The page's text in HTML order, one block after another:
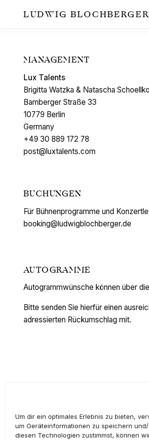
Um dir ein optimales Erlebnis zu bieten,
um Geräteinformationen zu speichern
diesen Technologien zustimmst, können
LUDWIG BLOCHBERGER
MANAGEMENT
Lux Talents
Brigitta Watzka & Natascha
Bamberger Straße 33
10779 Berlin
Germany
+49 30 889 172 78
post@luxtalents.com
BUCHUNGEN
Für Bühnenprogramme und
booking@ludwigblochberger.de
AUTOGRAMME
Autogrammwünsche können über
Bitte senden Sie hierfür einen
adressierten Rückumschlag mit.